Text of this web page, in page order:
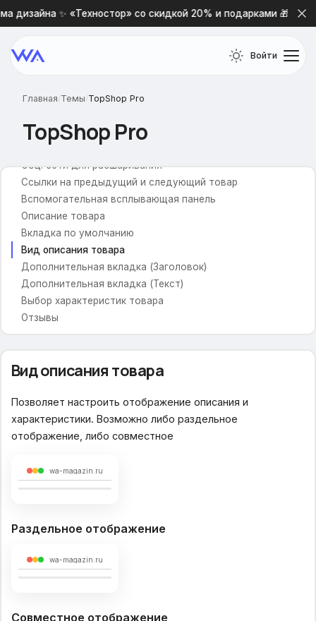
дизайна ✨ «Техностор» со скидкой 20% и подарками 🎁
Войти
Главная/Темы/TopShop Pro
TopShop Pro
Быстрый просмотр
Показывать по
Внеший вид кнопки купить
Карточка товара
Отображение меню
Размер большой фотографии
Соц. сети для расшаривания
Ссылки на предыдущий и следующий товар
Вспомогательная всплывающая панель
Описание товара
Вкладка по умолчанию
Вид описания товара
Дополнительная вкладка (Заголовок)
Дополнительная вкладка (Текст)
Выбор характеристик товара
Отзывы
Увеличительная лупа при наведении
Блок подписки
Социальные сети
Вид описания товара
Позволяет настроить отображение описания и
характеристики. Возможно либо раздельное
отображение, либо совместное
wa-magazin.ru
Раздельное отображение
wa-magazin.ru
Совместное отображение